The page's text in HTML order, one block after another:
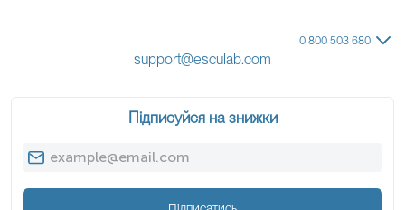
0 800 503 680
support@esculab.com
Підписуйся на знижки